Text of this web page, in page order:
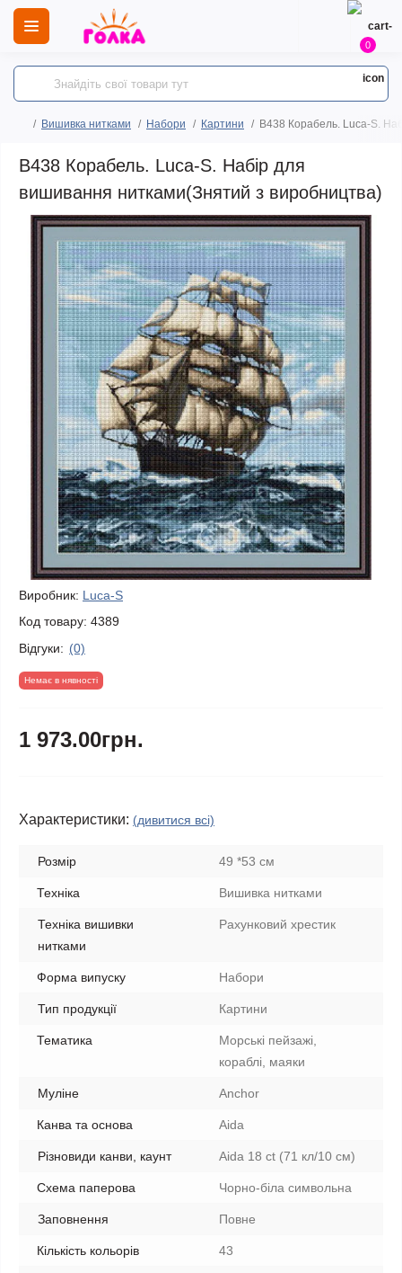
0
Вишивка нитками Набори Картини B438 Корабель. Luca-S.
B438 Корабель. Luca-S. Набір для
вишивання нитками(Знятий з виробництва)
Виробник: Luca-S
Код товару: 4389
Відгуки: (0)
Немає в нявності
1 973.00грн.
Характеристики: (дивитися всі)
Розмір 49 *53 см
Техніка Вишивка нитками
Техніка вишивки
нитками
Рахунковий хрестик
Форма випуску Набори
Тип продукції Картини
Тематика
Морські пейзажі,
кораблі, маяки
Муліне Anchor
Канва та основа Aida
Різновиди канви, каунт Aida 18 ct (71 кл/10 см)
Схема паперова Чорно-біла символьна
Заповнення Повне
Кількість кольорів 43